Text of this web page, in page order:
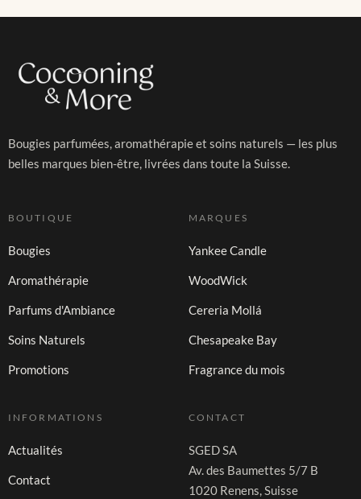
Bougies parfumées, aromathérapie et soins naturels — les plus
belles marques bien-être, livrées dans toute la Suisse.
BOUTIQUE
Bougies
Aromathérapie
Parfums d'Ambiance
Soins Naturels
Promotions
MARQUES
Yankee Candle
WoodWick
Cereria Mollá
Chesapeake Bay
Fragrance du mois
INFORMATIONS
Actualités
Contact
CONTACT
SGED SA
Av. des Baumettes 5/7 B
1020 Renens, Suisse